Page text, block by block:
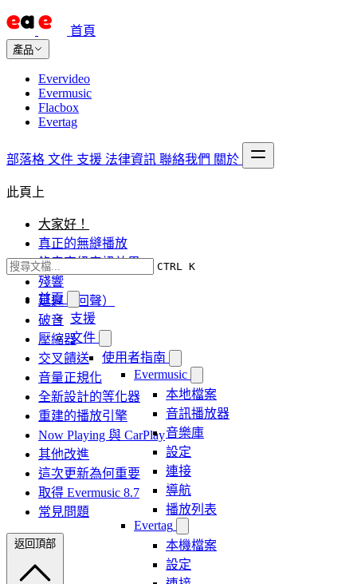
首頁
產品
Evervideo
Evermusic
Flacbox
Evertag
部落格 文件 支援 法律資訊 聯絡我們 關於
CTRL K
首頁
支援
文件
使用者指南
Evermusic
本地檔案
音訊播放器
音樂庫
設定
連接
導航
播放列表
Evertag
本機檔案
設定
此頁上
大家好！
真正的無縫播放
錄音室級音訊效果
殘響
延遲（回聲）
破音
壓縮器
交叉饋送
音量正規化
全新設計的等化器
重建的播放引擎
Now Playing 與 CarPlay
其他改進
這次更新為何重要
取得 Evermusic 8.7
常見問題
返回頂部